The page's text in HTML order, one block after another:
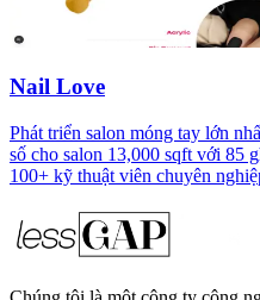
Nail Love
Phát triển salon móng tay lớn
số cho salon 13,000 sqft với 85
100+ kỹ thuật viên chuyên